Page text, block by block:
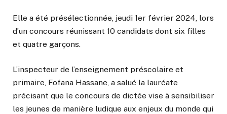
Elle a été présélectionnée, jeudi 1er février 2024, lors
d’un concours réunissant 10 candidats dont six filles
et quatre garçons.
L’inspecteur de l’enseignement préscolaire et
primaire, Fofana Hassane, a salué la lauréate
précisant que le concours de dictée vise à sensibiliser
les jeunes de manière ludique aux enjeux du monde qui